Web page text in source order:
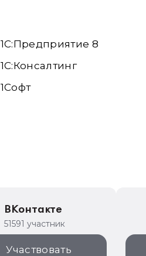
1С:Предприятие 8
1С:Консалтинг
1Софт
ВКонтакте
51591 участник
Участвовать